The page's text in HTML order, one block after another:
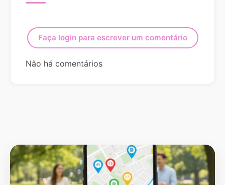
Faça login para escrever um comentário
Não há comentários